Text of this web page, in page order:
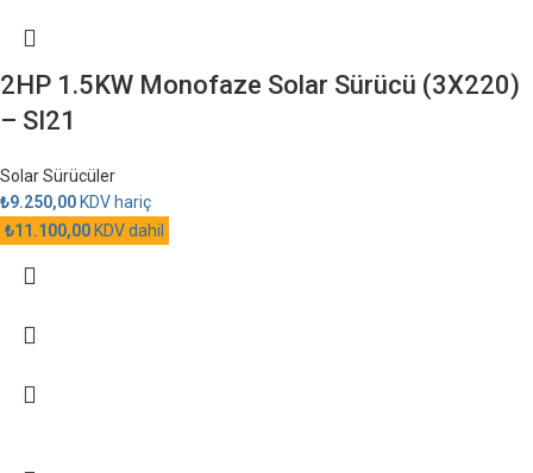
2HP 1.5KW Monofaze Solar Sürücü (3X220)
– SI21
Solar Sürücüler
₺9.250,00KDV hariç
₺11.100,00KDV dahil